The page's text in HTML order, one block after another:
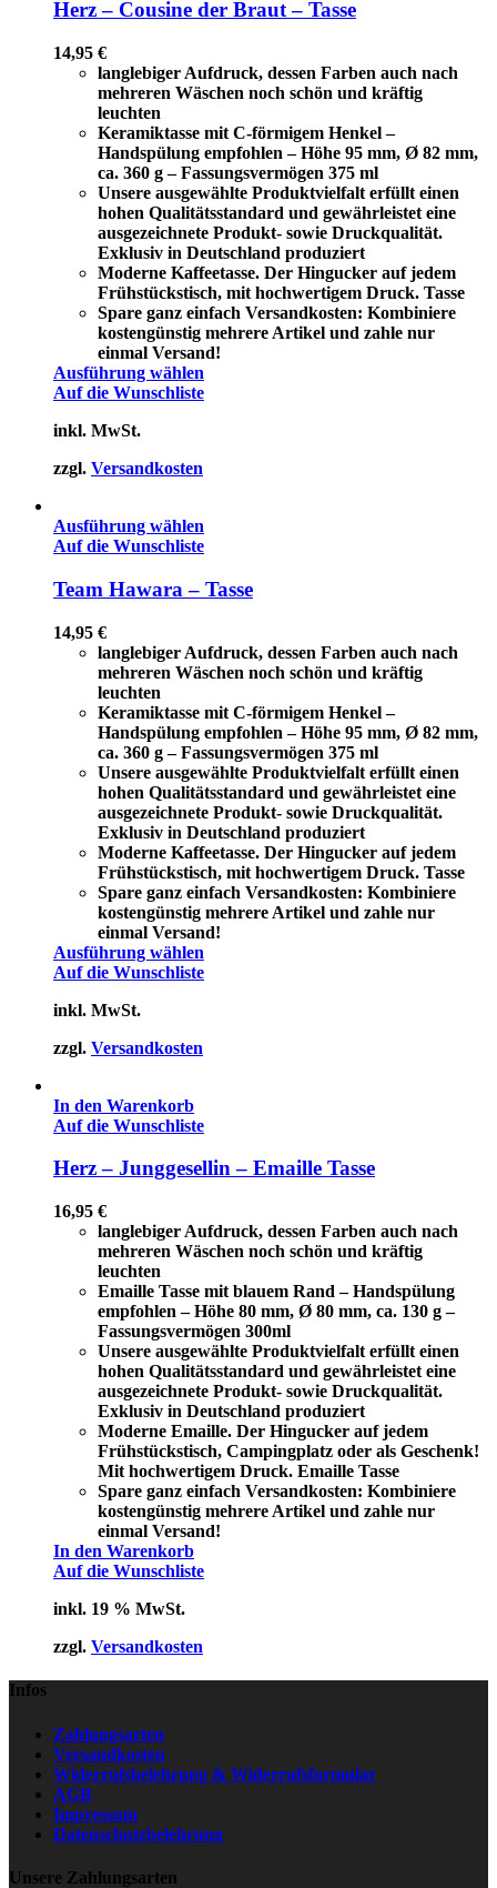
Herz – Cousine der Braut – Tasse
14,95 €
langlebiger Aufdruck, dessen Farben auch nach
mehreren Wäschen noch schön und kräftig
leuchten
Keramiktasse mit C-förmigem Henkel –
Handspülung empfohlen – Höhe 95 mm, Ø 82 mm,
ca. 360 g – Fassungsvermögen 375 ml
Unsere ausgewählte Produktvielfalt erfüllt einen
hohen Qualitätsstandard und gewährleistet eine
ausgezeichnete Produkt- sowie Druckqualität.
Exklusiv in Deutschland produziert
Moderne Kaffeetasse. Der Hingucker auf jedem
Frühstückstisch, mit hochwertigem Druck. Tasse
Spare ganz einfach Versandkosten: Kombiniere
kostengünstig mehrere Artikel und zahle nur
einmal Versand!
Ausführung wählen
Auf die Wunschliste
inkl. MwSt.
zzgl. Versandkosten
Ausführung wählen
Auf die Wunschliste
Team Hawara – Tasse
14,95 €
langlebiger Aufdruck, dessen Farben auch nach
mehreren Wäschen noch schön und kräftig
leuchten
Keramiktasse mit C-förmigem Henkel –
Handspülung empfohlen – Höhe 95 mm, Ø 82 mm,
ca. 360 g – Fassungsvermögen 375 ml
Unsere ausgewählte Produktvielfalt erfüllt einen
hohen Qualitätsstandard und gewährleistet eine
ausgezeichnete Produkt- sowie Druckqualität.
Exklusiv in Deutschland produziert
Moderne Kaffeetasse. Der Hingucker auf jedem
Frühstückstisch, mit hochwertigem Druck. Tasse
Spare ganz einfach Versandkosten: Kombiniere
kostengünstig mehrere Artikel und zahle nur
einmal Versand!
Ausführung wählen
Auf die Wunschliste
inkl. MwSt.
zzgl. Versandkosten
In den Warenkorb
Auf die Wunschliste
Herz – Junggesellin – Emaille Tasse
16,95 €
langlebiger Aufdruck, dessen Farben auch nach
mehreren Wäschen noch schön und kräftig
leuchten
Emaille Tasse mit blauem Rand – Handspülung
empfohlen – Höhe 80 mm, Ø 80 mm, ca. 130 g –
Fassungsvermögen 300ml
Unsere ausgewählte Produktvielfalt erfüllt einen
hohen Qualitätsstandard und gewährleistet eine
ausgezeichnete Produkt- sowie Druckqualität.
Exklusiv in Deutschland produziert
Moderne Emaille. Der Hingucker auf jedem
Frühstückstisch, Campingplatz oder als Geschenk!
Mit hochwertigem Druck. Emaille Tasse
Spare ganz einfach Versandkosten: Kombiniere
kostengünstig mehrere Artikel und zahle nur
einmal Versand!
In den Warenkorb
Auf die Wunschliste
inkl. 19 % MwSt.
zzgl. Versandkosten
Infos
Zahlungsarten
Versandkosten
Widerrufsbelehrung & Widerrufsformular
AGB
Impressum
Datenschutzbelehrung
Unsere Zahlungsarten